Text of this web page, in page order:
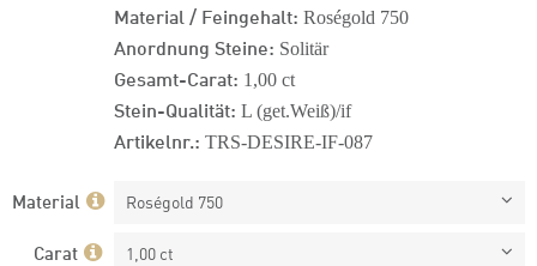
Material / Feingehalt: Roségold 750
Anordnung Steine: Solitär
Gesamt-Carat: 1,00 ct
Stein-Qualität: L (get.Weiß)/if
Artikelnr.: TRS-DESIRE-IF-087
Material Roségold 750
Carat 1,00 ct